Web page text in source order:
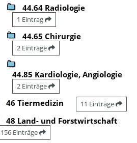
44.64 Radiologie
1 Eintrag
44.65 Chirurgie
2 Einträge
44.85 Kardiologie, Angiologie
2 Einträge
46 Tiermedizin 11 Einträge
48 Land- und Forstwirtschaft
156 Einträge